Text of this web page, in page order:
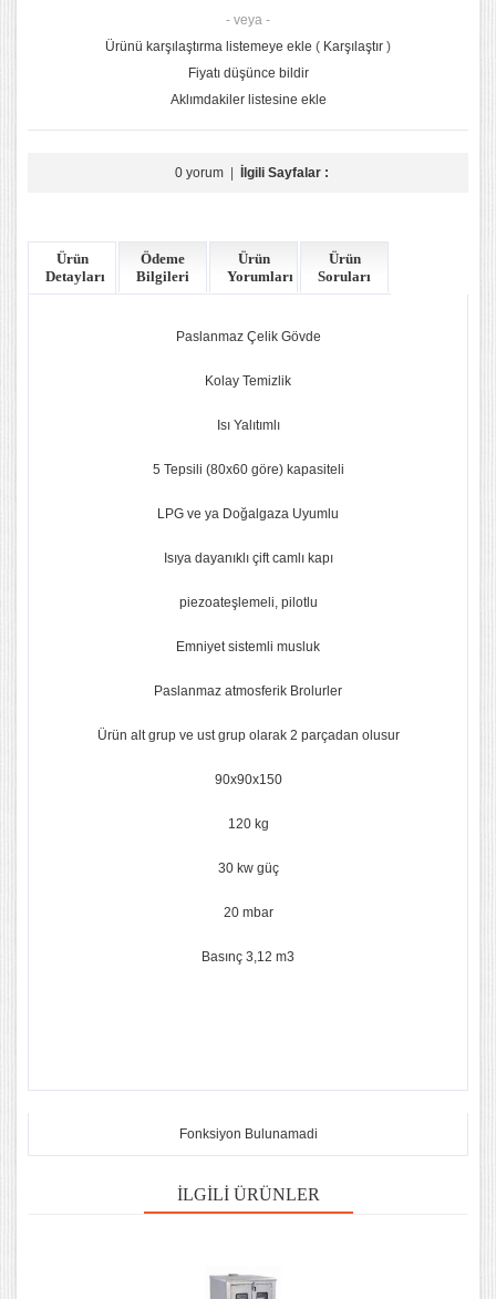
- veya -
Ürünü karşılaştırma listemeye ekle ( Karşılaştır )
Fiyatı düşünce bildir
Aklımdakiler listesine ekle
0 yorum| İlgili Sayfalar :
Ürün
Detayları
Ödeme
Bilgileri
Ürün
Yorumları
Ürün
Soruları
Paslanmaz Çelik Gövde
Kolay Temizlik
Isı Yalıtımlı
5 Tepsili (80x60 göre) kapasiteli
LPG ve ya Doğalgaza Uyumlu
Isıya dayanıklı çift camlı kapı
piezoateşlemeli, pilotlu
Emniyet sistemli musluk
Paslanmaz atmosferik Brolurler
Ürün alt grup ve ust grup olarak 2 parçadan olusur
90x90x150
120 kg
30 kw güç
20 mbar
Basınç 3,12 m3
Fonksiyon Bulunamadi
İLGILI ÜRÜNLER